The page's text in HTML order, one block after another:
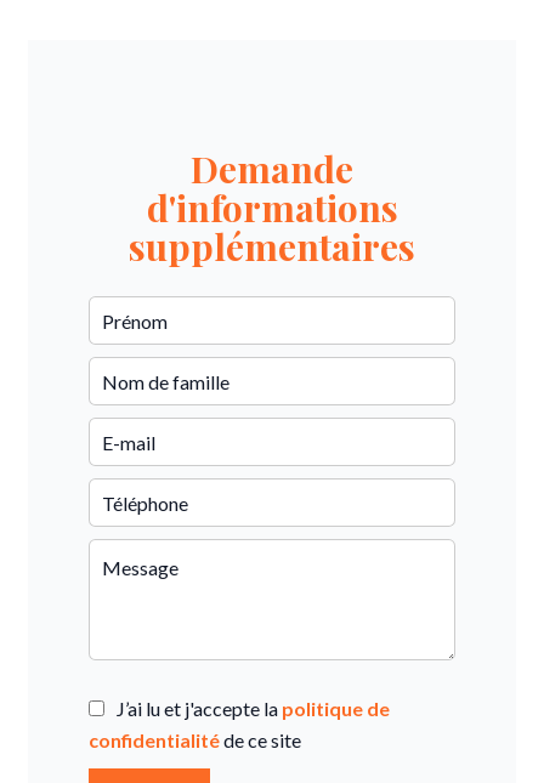
Demande
d'informations
supplémentaires
J’ai lu et j'accepte la politique de
confidentialitéde ce site